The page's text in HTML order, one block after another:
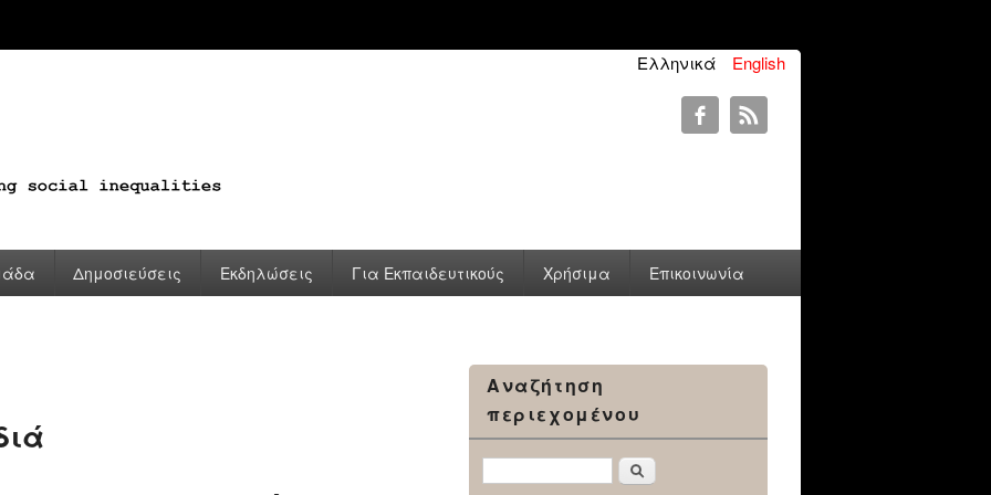
English
Ελληνικά
Δημοσιεύσεις Εκδηλώσεις Για Εκπαιδευτικούς Χρήσιμα Επικοινωνία
Αναζήτηση
περιεχομένου
Αναζήτηση